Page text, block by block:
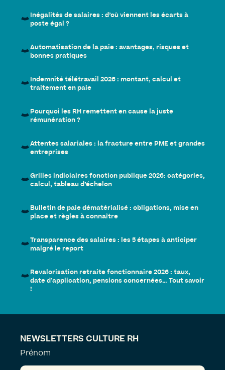
Inégalités de salaires : d’où viennent les écarts à
poste égal ?
Automatisation de la paie : avantages, risques et
bonnes pratiques
Indemnité télétravail 2026 : montant, calcul et
traitement en paie
Pourquoi les RH remettent en cause la juste
rémunération ?
Attentes salariales : la fracture entre PME et grandes
entreprises
Grilles indiciaires fonction publique 2026: catégories,
calcul, tableau d’échelon
Bulletin de paie dématérialisé : obligations, mise en
place et règles à connaître
Transparence des salaires : les 5 étapes à anticiper
malgré le report
Revalorisation retraite fonctionnaire 2026 : taux,
date d’application, pensions concernées… Tout savoir
!
NEWSLETTERS CULTURE RH
Prénom